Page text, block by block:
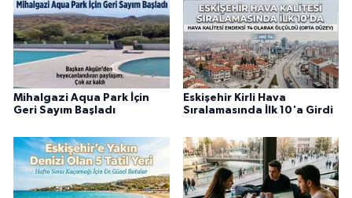
Mihalgazi Aqua Park İçin
Geri Sayım Başladı
Eskişehir Kirli Hava
Sıralamasında İlk 10'a Girdi